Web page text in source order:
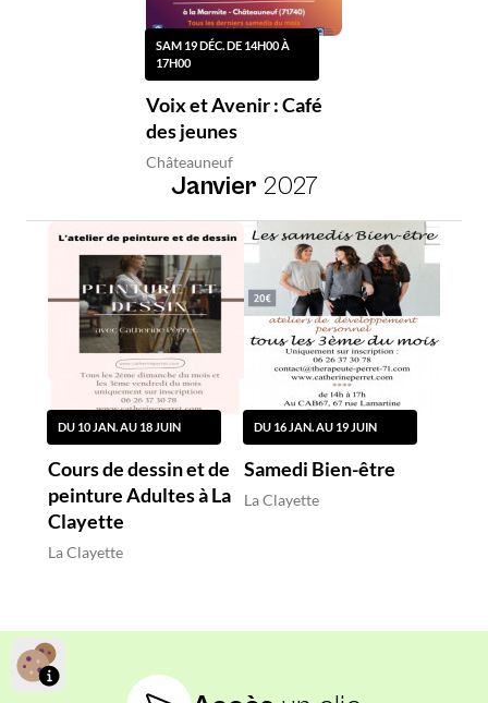
SAM 19 DÉC. DE 14H00 À
17H00
Voix et Avenir : Café
des jeunes
Châteauneuf
Janvier 2027
DU 10 JAN. AU 18 JUIN
Cours de dessin et de
peinture Adultes à La
Clayette
La Clayette
DU 16 JAN. AU 19 JUIN
Samedi Bien-être
La Clayette